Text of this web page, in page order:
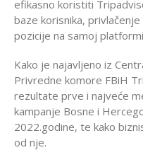
efikasno koristiti
baze korisnika,
pozicije na samoj
Kako je najavljeno iz
Privredne komore FBiH
rezultate prve i najveće
kampanje Bosne i
2022.godine, te kako
od nje.